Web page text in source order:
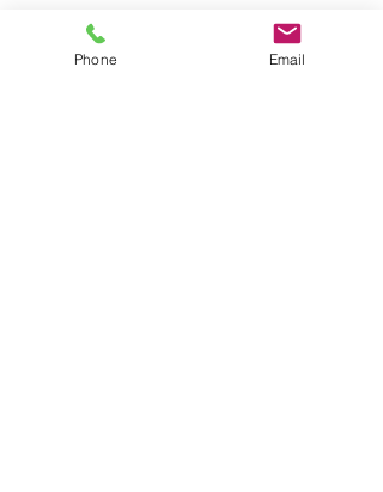
Partager cet événement
Phone Email